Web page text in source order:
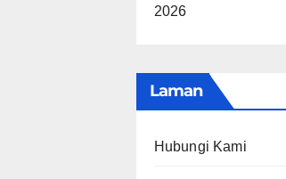
2026
Laman
Hubungi Kami